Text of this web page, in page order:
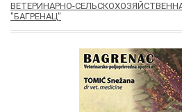
ВЕТЕРИНАРНО-
"БАГРЕНАЦ"